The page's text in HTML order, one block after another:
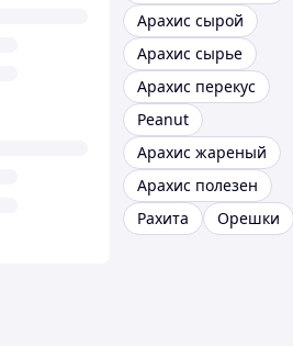
Арахис сырой
Арахис сырье
Арахис перекус
Peanut
Арахис жареный
Арахис полезен
Рахита
Орешки